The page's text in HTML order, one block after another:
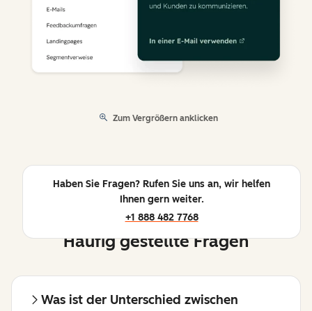
Zum Vergrößern anklicken
Haben Sie Fragen? Rufen Sie uns an, wir helfen
Ihnen gern weiter.
+1 888 482 7768
Häufig gestellte Fragen
Was ist der Unterschied zwischen